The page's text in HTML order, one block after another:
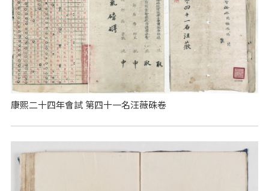
康熙二十四年會試 第四十一名汪薇硃卷